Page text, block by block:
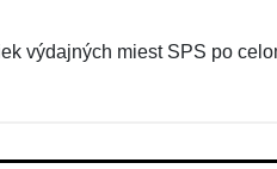
výdajných miest SPS po